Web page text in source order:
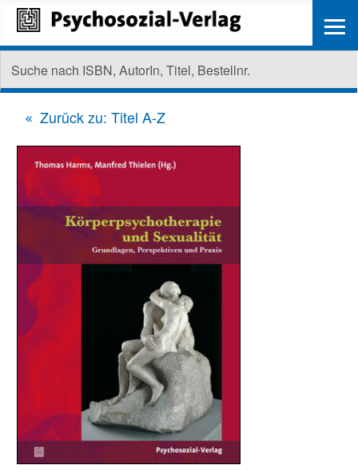
Zurück zu: Titel A-Z
≡